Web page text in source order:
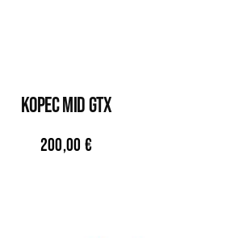
KOPEC MID GTX
200,00 €